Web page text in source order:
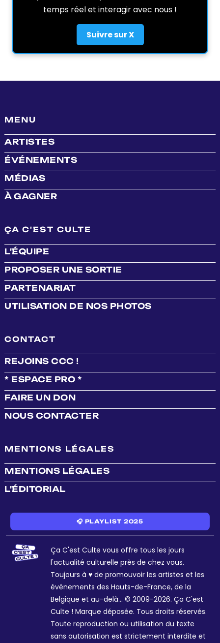
temps réel et interagir avec nous !
Suivre sur X
MENU
ARTISTES
ÉVÉNEMENTS
MÉDIAS
À GAGNER
ÇA C'EST CULTE
L'ÉQUIPE
PROPOSER UNE SORTIE
PARTENARIAT
UTILISATION DE NOS PHOTOS
CONTACT
REJOINS CCC !
* ESPACE PRO *
FAIRE UN DON
NOUS CONTACTER
MENTIONS LÉGALES
MENTIONS LÉGALES
L'ÉDITORIAL
🎧 PLAYLIST 2025
Ça C'est Culte vous offre tous les jours
l'actualité culturelle près de chez vous.
Toujours à ♥ de promouvoir les artistes et les
événements des Hauts-de-France, de la
Belgique et au-delà... © 2009-2026. Ça C'est
Culte ! Marque déposée. Tous droits réservés.
Toute reproduction ou utilisation du texte
sans autorisation est strictement interdite et